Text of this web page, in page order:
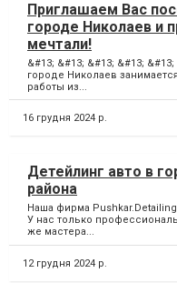
Приглашаем Вас
городе Николаев и
мечтали!
&#13; &#13; &#13; &#13;
городе Николаев
работы из...
16 грудня 2024 р.
Детейлинг авто в
района
Наша фирма
У нас только
же мастера...
12 грудня 2024 р.